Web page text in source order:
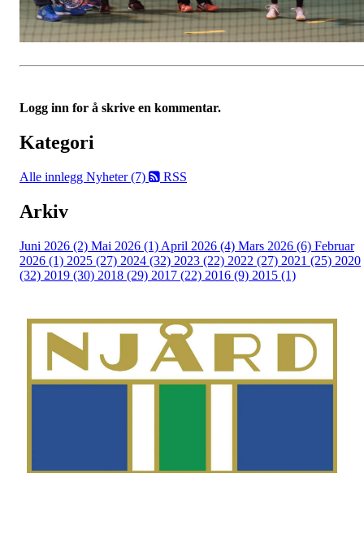
Logg inn for å skrive en kommentar.
Kategori
Alle innlegg Nyheter (7) RSS
Arkiv
Juni 2026 (2) Mai 2026 (1) April 2026 (4) Mars 2026 (6) Februar
2026 (1) 2025 (27) 2024 (32) 2023 (22) 2022 (27) 2021 (25) 2020
(32) 2019 (30) 2018 (29) 2017 (22) 2016 (9) 2015 (1)